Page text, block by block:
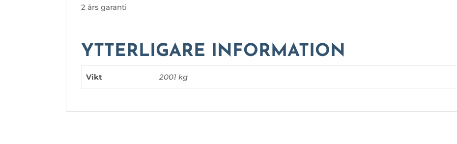
2 års garanti
YTTERLIGARE INFORMATION
Vikt 2001 kg